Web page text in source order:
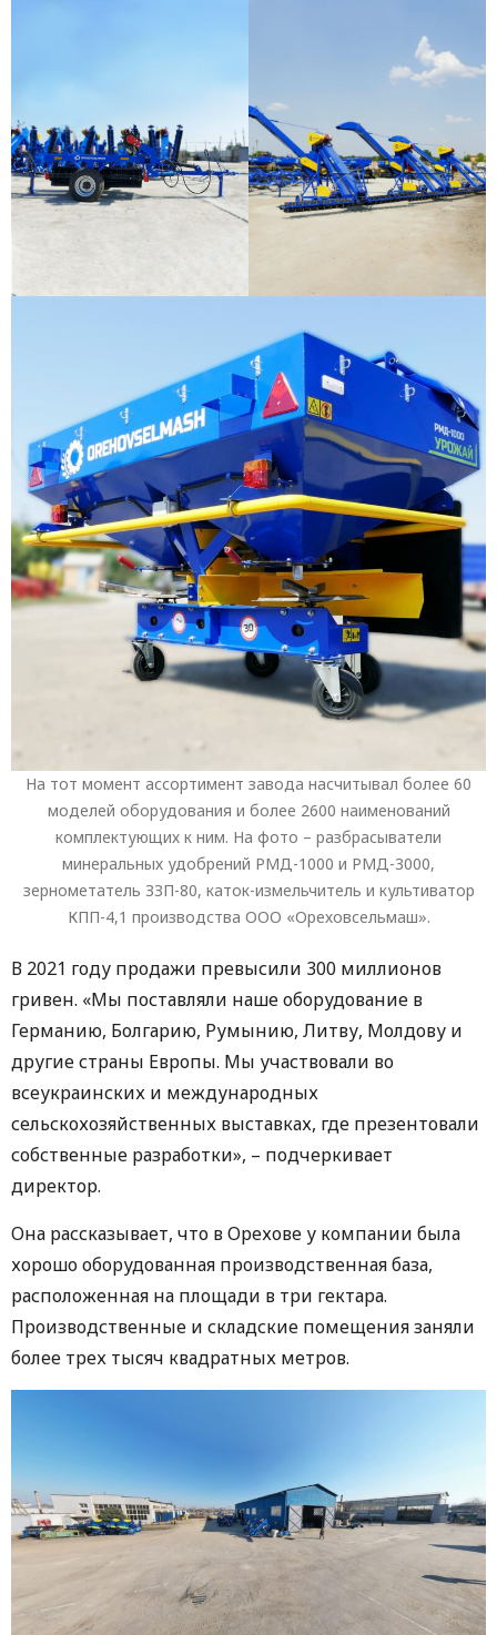
На тот момент ассортимент завода насчитывал более 60
моделей оборудования и более 2600 наименований
комплектующих к ним. На фото – разбрасыватели
минеральных удобрений РМД-1000 и РМД-3000,
зернометатель ЗЗП-80, каток-измельчитель и культиватор
КПП-4,1 производства ООО «Ореховсельмаш».
В 2021 году продажи превысили 300 миллионов
гривен. «Мы поставляли наше оборудование в
Германию, Болгарию, Румынию, Литву, Молдову и
другие страны Европы. Мы участвовали во
всеукраинских и международных
сельскохозяйственных выставках, где презентовали
собственные разработки», – подчеркивает
директор.
Она рассказывает, что в Орехове у компании была
хорошо оборудованная производственная база,
расположенная на площади в три гектара.
Производственные и складские помещения заняли
более трех тысяч квадратных метров.